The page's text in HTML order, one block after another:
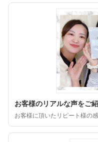
お客様のリアルな声をご紹
お客様に頂いたリピート様の